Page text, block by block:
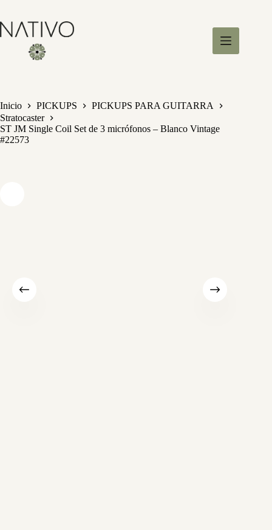
a
o
n
t
e
Inicio PICKUPS
PICKUPS PARA GUITARRA
Stratocaster
ST JM Single Coil Set de 3 micrófonos – Blanco Vintage
#22573